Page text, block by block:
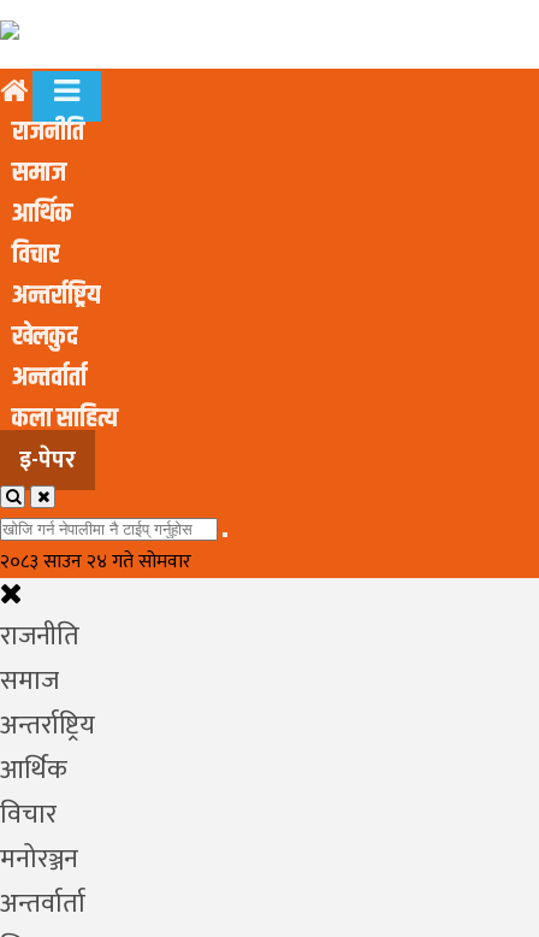
राजनीति
समाज
आर्थिक
विचार
अन्तर्राष्ट्रिय
खेलकुद
अन्तर्वार्ता
कला साहित्य
इ-पेपर
२०८३ साउन २४ गते सोमवार
राजनीति
समाज
अन्तर्राष्ट्रिय
आर्थिक
विचार
मनोरञ्जन
अन्तर्वार्ता